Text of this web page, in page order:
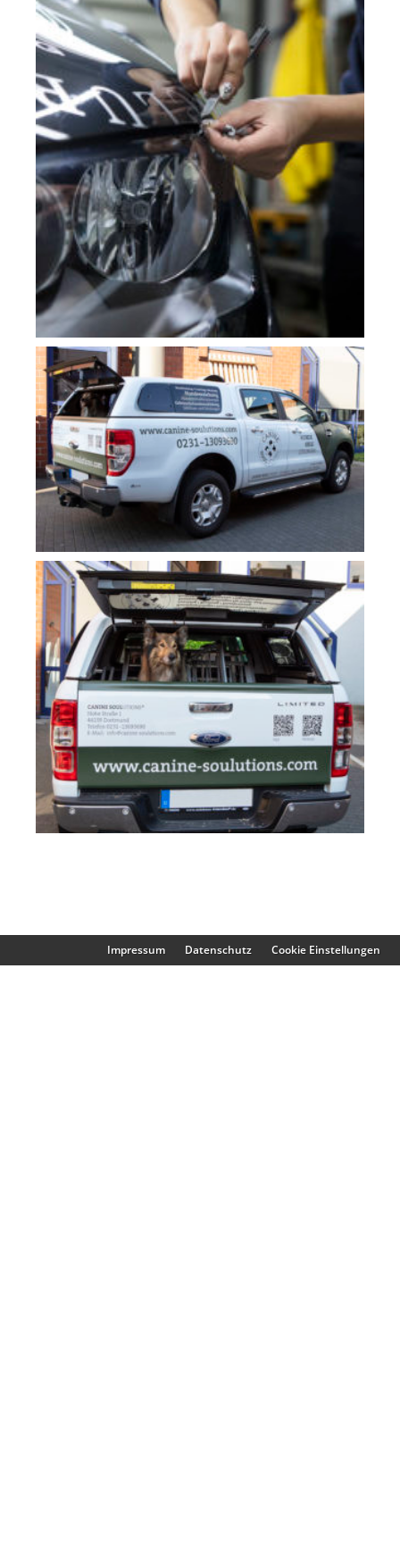
Impressum Datenschutz Cookie Einstellungen